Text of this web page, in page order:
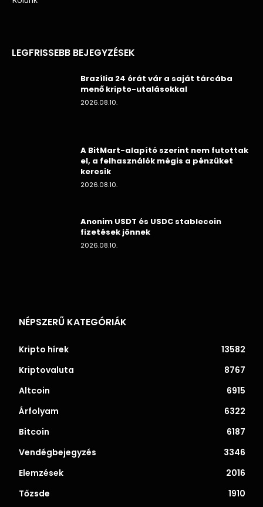
LEGFRISSEBB BEJEGYZÉSEK
Brazília 24 órát vár a saját tárcába
menő kripto-utalásokkal
2026.08.10.
A BitMart-alapító szerint nem futottak
el, a felhasználók mégis a pénzüket
keresik
2026.08.10.
Anonim USDT és USDC stablecoin
fizetések jönnek
2026.08.10.
NÉPSZERŰ KATEGÓRIÁK
Kripto hírek
13582
Kriptovaluta
8767
Altcoin
6915
Árfolyam
6322
Bitcoin
6187
Vendégbejegyzés
3346
Elemzések
2016
Tőzsde
1910